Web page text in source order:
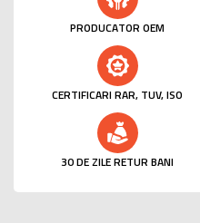
PRODUCATOR OEM
CERTIFICARI RAR, TUV, ISO
30 DE ZILE RETUR BANI